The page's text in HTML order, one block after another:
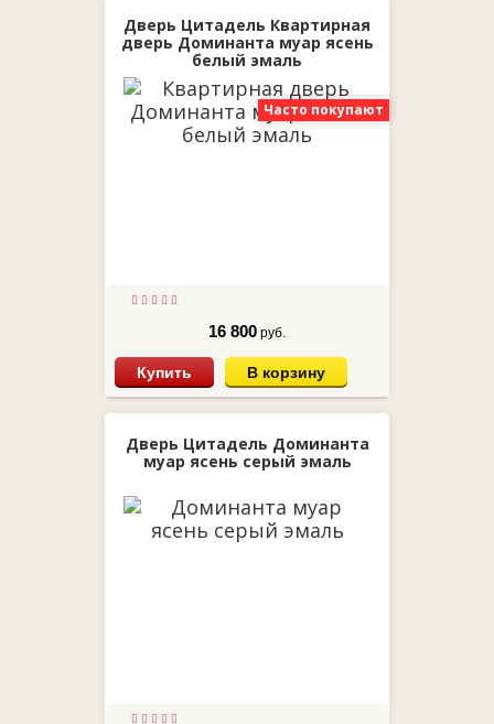
Дверь Цитадель Квартирная
дверь Доминанта муар ясень
белый эмаль
Часто покупают
16 800 руб.
Купить В корзину
Дверь Цитадель Доминанта
муар ясень серый эмаль